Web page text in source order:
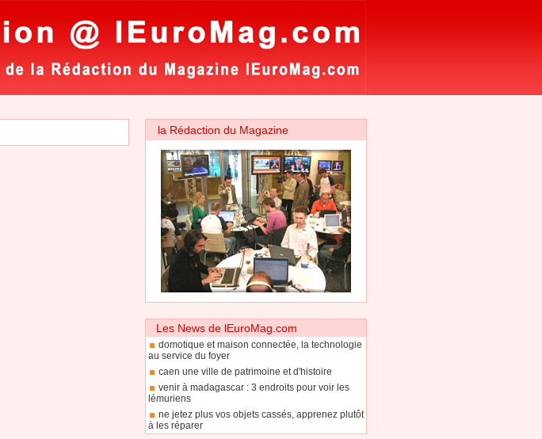
la Rédaction du Magazine
Les News de lEuroMag.com
domotique et maison connectée, la technologie
au service du foyer
caen une ville de patrimoine et d'histoire
venir à madagascar : 3 endroits pour voir les
lémuriens
ne jetez plus vos objets cassés, apprenez plutôt
à les réparer